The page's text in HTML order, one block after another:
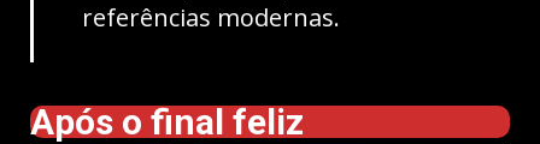
referências modernas.
Após o final feliz